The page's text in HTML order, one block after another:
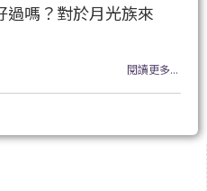
過嗎？對於月光族來
閱讀更多...